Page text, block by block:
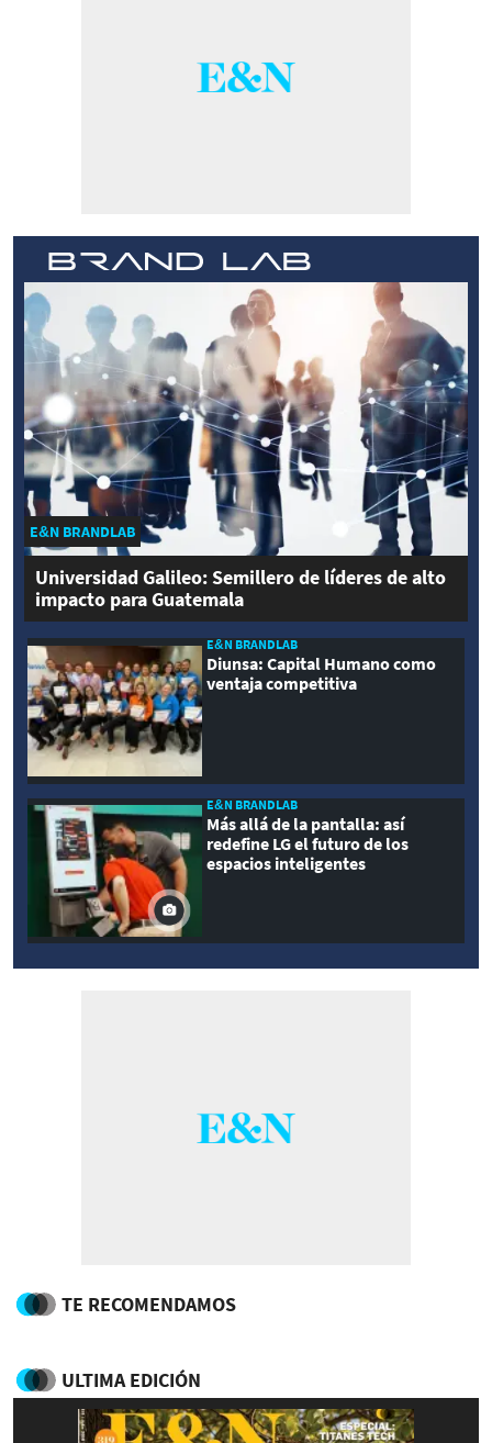
E&N BRANDLAB
Universidad Galileo: Semillero de líderes de alto
impacto para Guatemala
E&N BRANDLAB
Diunsa: Capital Humano como
ventaja competitiva
E&N BRANDLAB
Más allá de la pantalla: así
redefine LG el futuro de los
espacios inteligentes
TE RECOMENDAMOS
ULTIMA EDICIÓN